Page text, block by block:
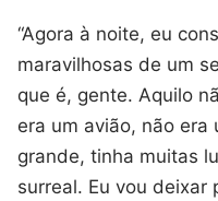
“Agora à noite, eu
maravilhosas de um
que é, gente. Aquilo
era um avião, não era
grande, tinha muitas
surreal. Eu vou deixar